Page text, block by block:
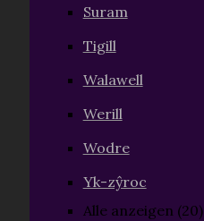
Suram
Tigill
Walawell
Werill
Wodre
Yk-zŷroc
Alle anzeigen (20)